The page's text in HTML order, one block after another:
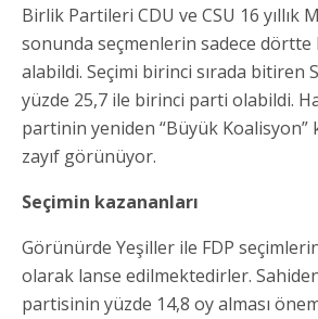
Birlik Partileri CDU ve CSU 16 yıllık
sonunda seçmenlerin sadece
alabildi. Seçimi birinci sırada bitiren
yüzde 25,7 ile birinci parti olabildi.
partinin yeniden “Büyük Koalisyon”
zayıf görünüyor.
Seçimin kazananları
Görünürde Yeşiller ile FDP
olarak lanse edilmektedirler.
partisinin yüzde 14,8 oy alması